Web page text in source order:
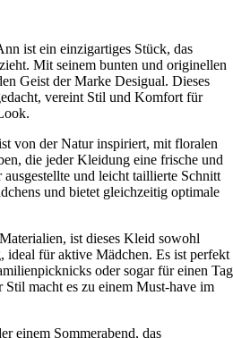
ist ein einzigartiges Stück, das
Mit seinem bunten und originellen
Geist der Marke Desigual. Dieses
vereint Stil und Komfort für
von der Natur inspiriert, mit floralen
die jeder Kleidung eine frische und
und leicht taillierte Schnitt
und bietet gleichzeitig optimale
ist dieses Kleid sowohl
ideal für aktive Mädchen. Es ist perfekt
oder sogar für einen Tag
macht es zu einem Must-have im
einem Sommerabend, das